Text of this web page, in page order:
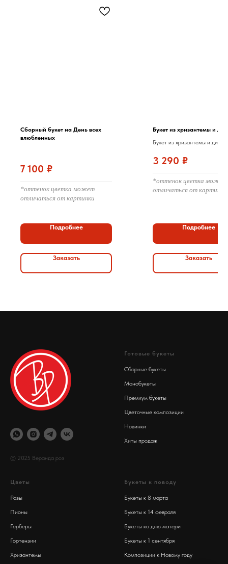
Сборный букет на День всех
влюбленных
7 100 ₽
*оттенок цветка может
отличаться от картинки
Подробнее
Заказать
Букет из хризантемы и
Букет из хризантемы и
3 290 ₽
*оттенок цветка может
отличаться от картинки
Подробнее
Заказать
© 2025 Веранда роз
Готовые букеты
Сборные букеты
Монобукеты
Премиум букеты
Цветочные композиции
Новинки
Хиты продаж
Цветы
Розы
Пионы
Герберы
Гортензии
Хризантемы
Букеты к поводу
Букеты к 8 марта
Букеты к 14 февраля
Букеты ко дню матери
Букеты к 1 сентября
Композиции к Новому году